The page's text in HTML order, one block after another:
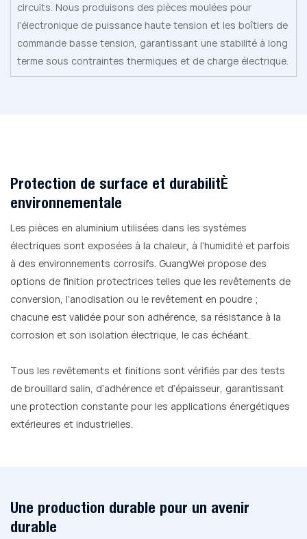
circuits. Nous produisons des pièces moulées pour
l'électronique de puissance haute tension et les boîtiers de
commande basse tension, garantissant une stabilité à long
terme sous contraintes thermiques et de charge électrique.
Protection de surface et durabilité
environnementale
Les pièces en aluminium utilisées dans les systèmes
électriques sont exposées à la chaleur, à l'humidité et parfois
à des environnements corrosifs. GuangWei propose des
options de finition protectrices telles que les revêtements de
conversion, l'anodisation ou le revêtement en poudre ;
chacune est validée pour son adhérence, sa résistance à la
corrosion et son isolation électrique, le cas échéant.
Tous les revêtements et finitions sont vérifiés par des tests
de brouillard salin, d'adhérence et d'épaisseur, garantissant
une protection constante pour les applications énergétiques
extérieures et industrielles.
Une production durable pour un avenir
durable